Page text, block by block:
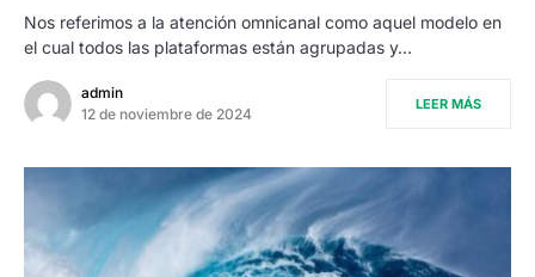
Nos referimos a la atención omnicanal como aquel modelo en
el cual todos las plataformas están agrupadas y…
admin
12 de noviembre de 2024
LEER MÁS